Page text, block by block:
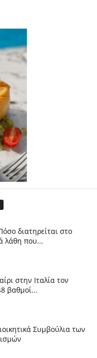
διατηρείται στο
λάθη που...
στην Ιταλία τον
βαθμοί...
Συμβούλια των